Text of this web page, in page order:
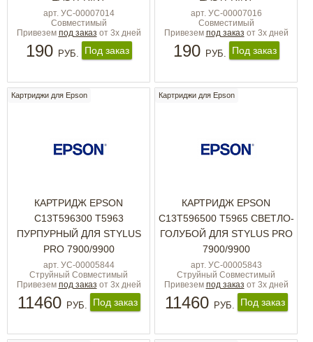
арт. УС-00007014
Совместимый
Привезем под заказ от 3х дней
190 РУБ. Под заказ
арт. УС-00007016
Совместимый
Привезем под заказ от 3х дней
190 РУБ. Под заказ
Картриджи для Epson
КАРТРИДЖ EPSON
C13T596300 T5963
ПУРПУРНЫЙ ДЛЯ STYLUS
PRO 7900/9900
арт. УС-00005844
Струйный Совместимый
Привезем под заказ от 3х дней
11460 РУБ. Под заказ
Картриджи для Epson
КАРТРИДЖ EPSON
C13T596500 T5965 СВЕТЛО-
ГОЛУБОЙ ДЛЯ STYLUS PRO
7900/9900
арт. УС-00005843
Струйный Совместимый
Привезем под заказ от 3х дней
11460 РУБ. Под заказ